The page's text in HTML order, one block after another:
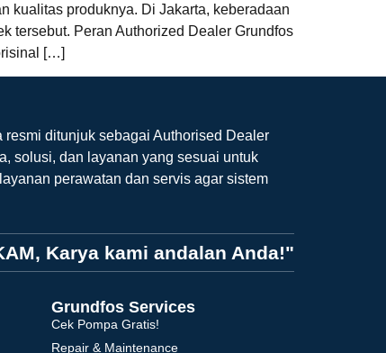
kualitas produknya. Di Jakarta, keberadaan
tersebut. Peran Authorized Dealer Grundfos
[…]
ditunjuk sebagai Authorised Dealer
solusi, dan layanan yang sesuai untuk
perawatan dan servis agar sistem
Karya kami andalan Anda!"
Grundfos Services
Cek Pompa Gratis!
Repair & Maintenance